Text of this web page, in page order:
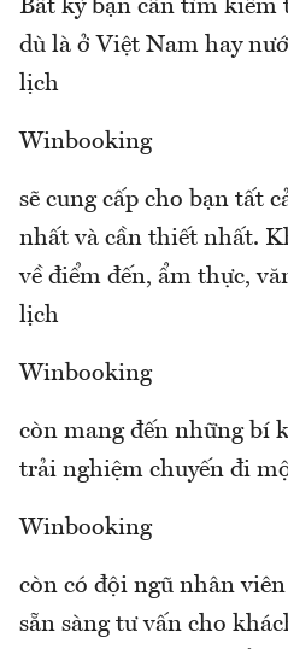
Bất kỳ bạn cần tìm
dù là ở Việt Nam hay
lịch
Winbooking
sẽ cung cấp cho bạn tất
nhất và cần thiết nhất.
về điểm đến, ẩm thực,
lịch
Winbooking
còn mang đến những bí
trải nghiệm chuyến đi
Winbooking
còn có đội ngũ nhân
sẵn sàng tư vấn cho